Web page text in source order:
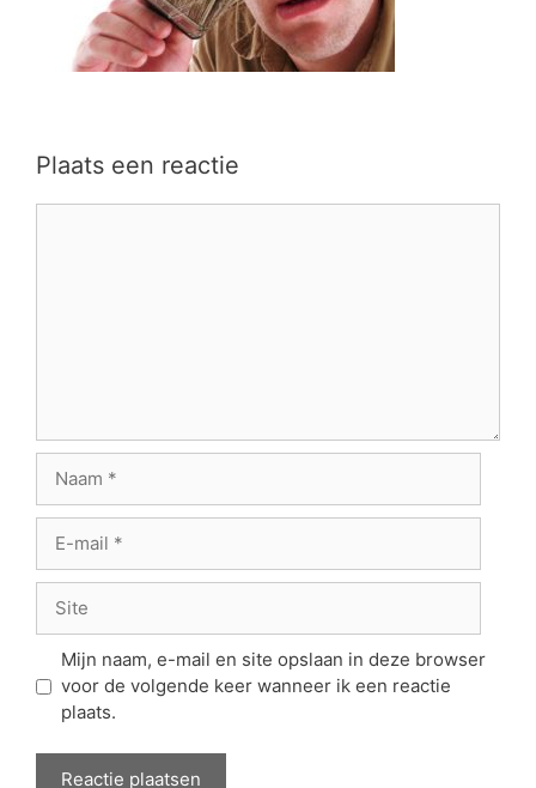
Plaats een reactie
mail
Mijn naam, e-mail en site opslaan in deze browser
voor de volgende keer wanneer ik een reactie
plaats.